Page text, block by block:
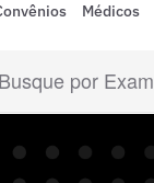
Médicos